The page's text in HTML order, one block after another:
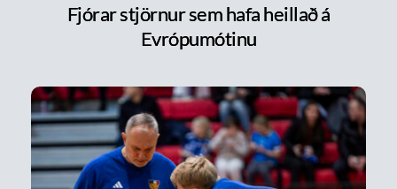
Fjórar stjörnur sem hafa heillað á
Evrópumótinu